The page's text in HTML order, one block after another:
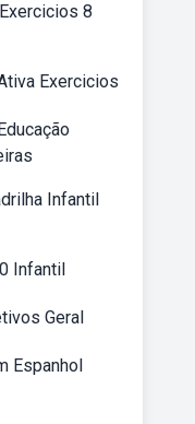
8
Exercicios
Infantil
Infantil
Geral
Espanhol